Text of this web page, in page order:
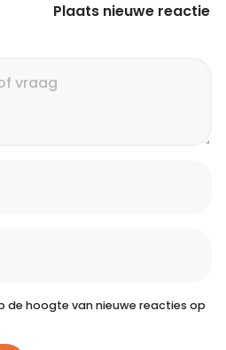
Plaats nieuwe reactie
de hoogte van nieuwe reacties op